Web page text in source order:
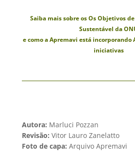
Saiba mais sobre os Os Objetivos
Sustentável da
e como a Apremavi está incorporando
iniciativas
Autora: Marluci Pozzan
Revisão: Vitor Lauro Zanelatto
Foto de capa: Arquivo Apremavi